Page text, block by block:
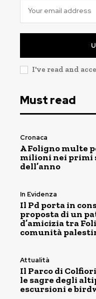
I've read and
Must read
Cronaca
A Foligno multe
milioni nei primi
dell’anno
In Evidenza
Il Pd porta in
proposta di un
d’amicizia tra
comunità
Attualità
Il Parco di
le sagre degli
escursioni e